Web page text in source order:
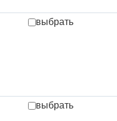
выбрать
выбрать